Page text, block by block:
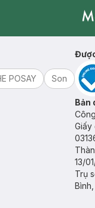
POSAY
Son
Bản
Giấy
13/
Trụ